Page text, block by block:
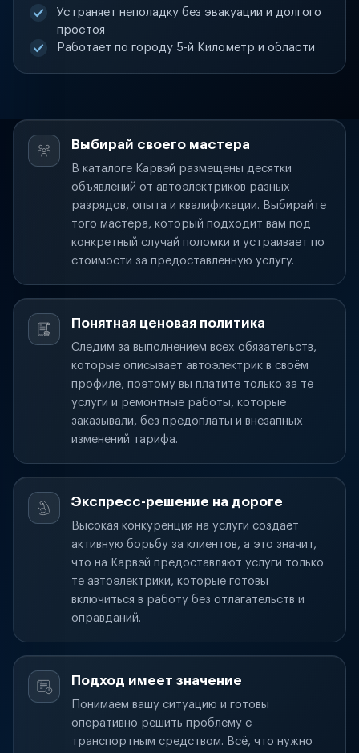
Устраняет неполадку без эвакуации и долгого
простоя
Работает по городу 5-й Километр и области
Выбирай своего мастера
В каталоге Карвэй размещены десятки
объявлений от автоэлектриков разных
разрядов, опыта и квалификации. Выбирайте
того мастера, который подходит вам под
конкретный случай поломки и устраивает по
стоимости за предоставленную услугу.
Понятная ценовая политика
Следим за выполнением всех обязательств,
которые описывает автоэлектрик в своём
профиле, поэтому вы платите только за те
услуги и ремонтные работы, которые
заказывали, без предоплаты и внезапных
изменений тарифа.
Экспресс-решение на дороге
Высокая конкуренция на услуги создаёт
активную борьбу за клиентов, а это значит,
что на Карвэй предоставляют услуги только
те автоэлектрики, которые готовы
включиться в работу без отлагательств и
оправданий.
Подход имеет значение
Понимаем вашу ситуацию и готовы
оперативно решить проблему с
транспортным средством. Всё, что нужно